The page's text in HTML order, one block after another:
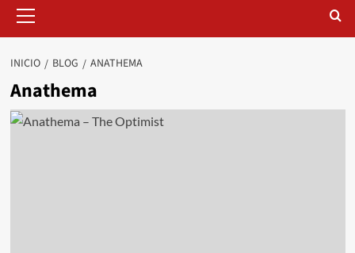
primario
INICIO BLOG ANATHEMA
Anathema